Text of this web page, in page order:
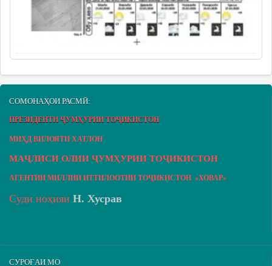
СОМОНАҲОИ РАСМӢ:
ПРЕЗИДЕНТИ ҶУМҲУРИИ ТОҶИКИСТОН
МИҲД ВИЛОЯТИ ХАТЛОН
МАҶЛИСИ ОЛИИ ҶУМҲУРИИ ТОҶИКИСТОН
АГЕНТИИ МИЛЛИИ ИТТИЛООТИИ ТОҶИКИСТОН «ХОВАР»
Суди ноҳияи Н. Хусрав
СУРОҒАИ МО